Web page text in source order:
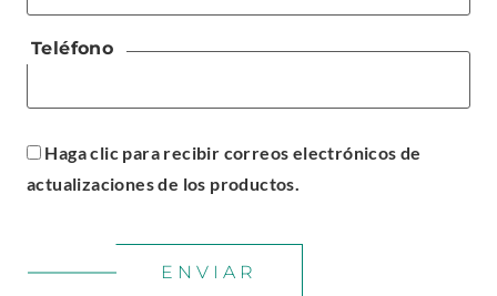
Teléfono
Haga clic para recibir correos electrónicos de
actualizaciones de los productos.
ENVIAR